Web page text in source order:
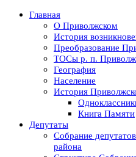
Главная
О Приволжском
История
Преобразование
ТОСы р. п.
География
Население
История
Книга Памяти
Депутаты
Собрание
района